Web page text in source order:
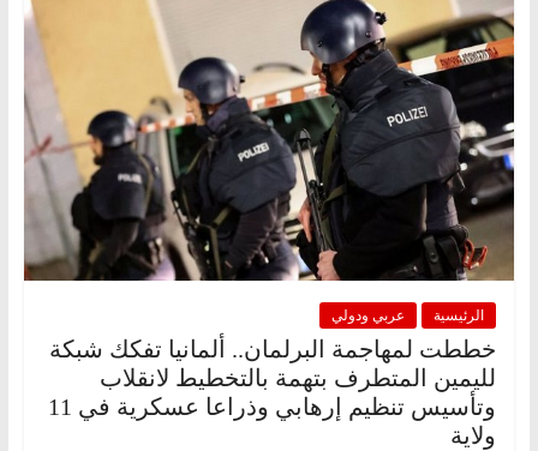
الرئيسية عربي ودولي
خططت لمهاجمة البرلمان.. ألمانيا تفكك شبكة
لليمين المتطرف بتهمة بالتخطيط لانقلاب
وتأسيس تنظيم إرهابي وذراعا عسكرية في 11
ولاية